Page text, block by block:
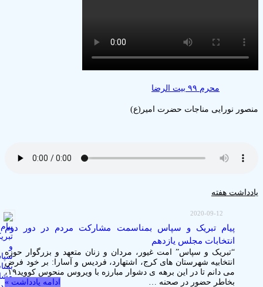
محرم ۹۹ بیت الرضا
نورایی مناجات حضرت امیر(ع)
هفته
پیام تبریک و سپاس بمناسمت مشارکت مردم در دور دوم
انتخابات مجلس یازدهم
2020-09-12
“تبریک و سپاس” امت غیور، مردان و زنان متعهد و بزرگوار حوزه
انتخابیه شهرستان های کرج، اشتهارد، فردیس و آسارا: بر خود فرض
مى دانم تا در این برهه ی دشوار مبارزه با ویروس منحوس کووید١٩،
بخاطر حضور در صحنه …
ادامه یادداشت »